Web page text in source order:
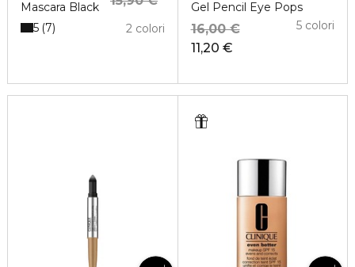
Mascara Black
2 colori
5 7
Gel Pencil Eye Pops
11,20 €
16,00 € 5 colori